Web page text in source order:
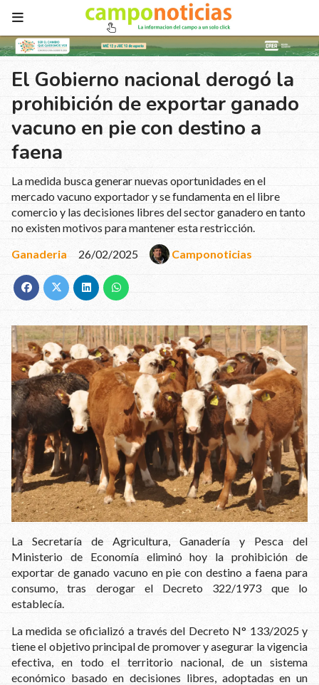
El Gobierno nacional derogó la
prohibición de exportar ganado
vacuno en pie con destino a
faena
La medida busca generar nuevas oportunidades en el
mercado vacuno exportador y se fundamenta en el libre
comercio y las decisiones libres del sector ganadero en tanto
no existen motivos para mantener esta restricción.
Ganaderia
26/02/2025 Camponoticias
La Secretaría de Agricultura, Ganadería y Pesca del
Ministerio de Economía eliminó hoy la prohibición de
exportar de ganado vacuno en pie con destino a faena para
consumo, tras derogar el Decreto 322/1973 que lo
establecía.
La medida se oficializó a través del Decreto N° 133/2025 y
tiene el objetivo principal de promover y asegurar la vigencia
efectiva, en todo el territorio nacional, de un sistema
económico basado en decisiones libres, adoptadas en un